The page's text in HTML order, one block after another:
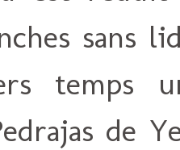
sans
temps
de